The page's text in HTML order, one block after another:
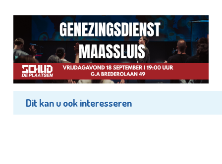
Dit kan u ook interesseren